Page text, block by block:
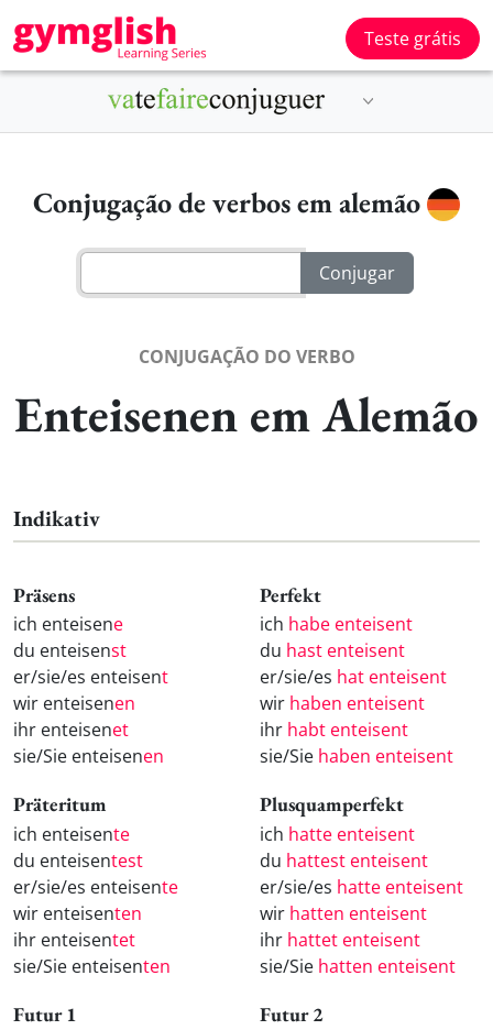
Teste grátis
Conjugação de verbos em alemão
CONJUGAÇÃO DO VERBO
Enteisenen em Alemão
Indikativ
Präsens
ich enteisene
du enteisenst
er/sie/es enteisent
wir enteisenen
ihr enteisenet
sie/Sie enteisenen
Perfekt
ich habe enteisent
du hast enteisent
er/sie/es hat enteisent
wir haben enteisent
ihr habt enteisent
sie/Sie haben enteisent
Präteritum
ich enteisente
du enteisentest
er/sie/es enteisente
wir enteisenten
ihr enteisentet
sie/Sie enteisenten
Plusquamperfekt
ich hatte enteisent
du hattest enteisent
er/sie/es hatte enteisent
wir hatten enteisent
ihr hattet enteisent
sie/Sie hatten enteisent
Futur 1 Futur 2